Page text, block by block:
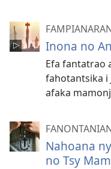
Inona no
Efa fantatrao
fahotantsika i
afaka
Nahoana
no Tsy